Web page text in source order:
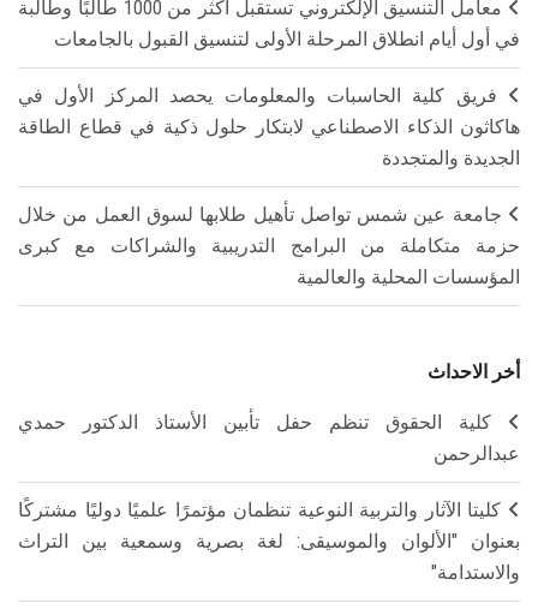
معامل التنسيق الإلكتروني تستقبل أكثر من 1000 طالبًا وطالبة
في أول أيام انطلاق المرحلة الأولى لتنسيق القبول بالجامعات
فريق كلية الحاسبات والمعلومات يحصد المركز الأول في
هاكاثون الذكاء الاصطناعي لابتكار حلول ذكية في قطاع الطاقة
الجديدة والمتجددة
جامعة عين شمس تواصل تأهيل طلابها لسوق العمل من خلال
حزمة متكاملة من البرامج التدريبية والشراكات مع كبرى
المؤسسات المحلية والعالمية
أخر الاحداث
كلية الحقوق تنظم حفل تأبين الأستاذ الدكتور حمدي
عبدالرحمن
كليتا الآثار والتربية النوعية تنظمان مؤتمرًا علميًا دوليًا مشتركًا
بعنوان "الألوان والموسيقى: لغة بصرية وسمعية بين التراث
والاستدامة"